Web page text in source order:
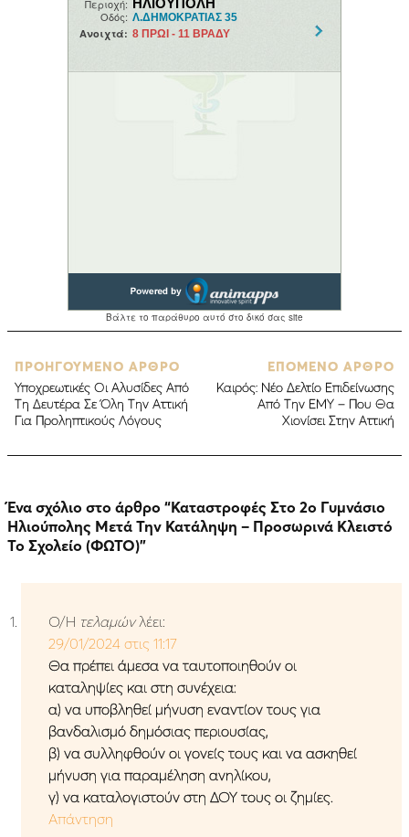
ΠΡΟΗΓΟΥΜΕΝΟ ΑΡΘΡΟ
Υποχρεωτικές Οι Αλυσίδες Aπό
Τη Δευτέρα Σε Όλη Την Αττική
Για Προληπτικούς Λόγους
ΕΠΟΜΕΝΟ ΑΡΘΡΟ
Καιρός: Νέο Δελτίο Επιδείνωσης
Από Την ΕΜΥ – Που Θα
Χιονίσει Στην Αττική
Ένα σχόλιο στο άρθρο “Καταστροφές Στο 2ο Γυμνάσιο
Ηλιούπολης Μετά Την Κατάληψη – Προσωρινά Κλειστό
Το Σχολείο (ΦΩΤΟ)”
Ο/Η τελαμών λέει:
29/01/2024 στις 11:17
Θα πρέπει άμεσα να ταυτοποιηθούν οι
καταληψίες και στη συνέχεια:
α) να υποβληθεί μήνυση εναντίον τους για
βανδαλισμό δημόσιας περιουσίας,
β) να συλληφθούν οι γονείς τους και να ασκηθεί
μήνυση για παραμέληση ανηλίκου,
γ) να καταλογιστούν στη ΔΟΥ τους οι ζημίες.
Απάντηση